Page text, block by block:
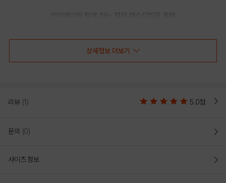
CAP_HC170(N245AP613P)
유지시켜 줌
상세정보 더보기
리뷰 (1) 5.0점
문의 (0)
사이즈 정보